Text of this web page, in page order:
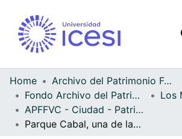
Home
Archivo del Patrimonio Fotográfico y Fílmico del Valle del Cauca
Fondo Archivo del Patrimonio Fotográfico y Fílmico del Valle del Cauca
Los
APFFVC - Ciudad - Patrimonial
Parque Cabal, una de las caracteristicas de este lugar, que ha sido remodelado en varias ocasiones, es la permanencia de una exuberante vegetación, que sigue transmite una sensación de frescura a sus visitantes